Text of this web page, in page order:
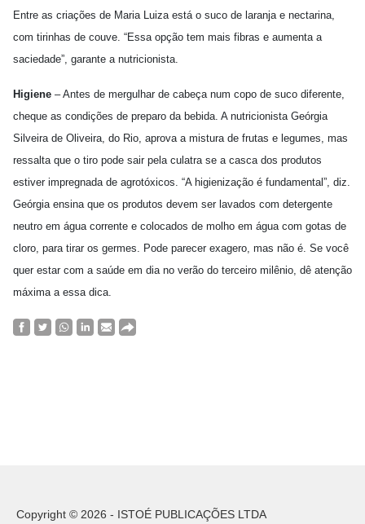
Entre as criações de Maria Luiza está o suco de laranja e nectarina,
com tirinhas de couve. “Essa opção tem mais fibras e aumenta a
saciedade”, garante a nutricionista.
Higiene – Antes de mergulhar de cabeça num copo de suco diferente,
cheque as condições de preparo da bebida. A nutricionista Geórgia
Silveira de Oliveira, do Rio, aprova a mistura de frutas e legumes, mas
ressalta que o tiro pode sair pela culatra se a casca dos produtos
estiver impregnada de agrotóxicos. “A higienização é fundamental”, diz.
Geórgia ensina que os produtos devem ser lavados com detergente
neutro em água corrente e colocados de molho em água com gotas de
cloro, para tirar os germes. Pode parecer exagero, mas não é. Se você
quer estar com a saúde em dia no verão do terceiro milênio, dê atenção
máxima a essa dica.
Copyright © 2026 - ISTOÉ PUBLICAÇÕES LTDA